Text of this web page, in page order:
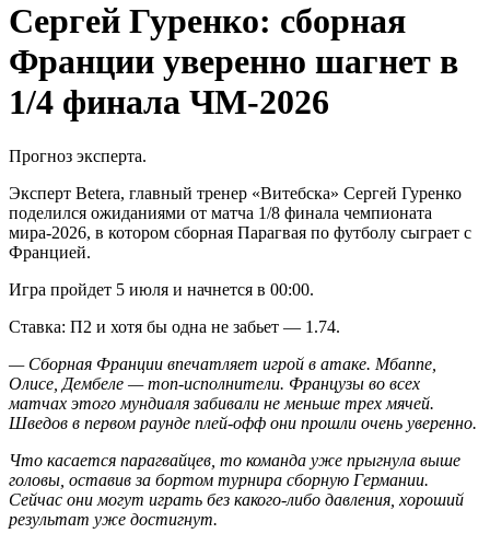
Сергей Гуренко: сборная
Франции уверенно шагнет в
1/4 финала ЧМ-2026
Прогноз эксперта.
Эксперт Betera, главный тренер «Витебска» Сергей Гуренко
поделился ожиданиями от матча 1/8 финала чемпионата
мира-2026, в котором сборная Парагвая по футболу сыграет с
Францией.
Игра пройдет 5 июля и начнется в 00:00.
Ставка: П2 и хотя бы одна не забьет — 1.74.
— Сборная Франции впечатляет игрой в атаке. Мбаппе,
Олисе, Дембеле — топ-исполнители. Французы во всех
матчах этого мундиаля забивали не меньше трех мячей.
Шведов в первом раунде плей-офф они прошли очень уверенно.
Что касается парагвайцев, то команда уже прыгнула выше
головы, оставив за бортом турнира сборную Германии.
Сейчас они могут играть без какого-либо давления, хороший
результат уже достигнут.